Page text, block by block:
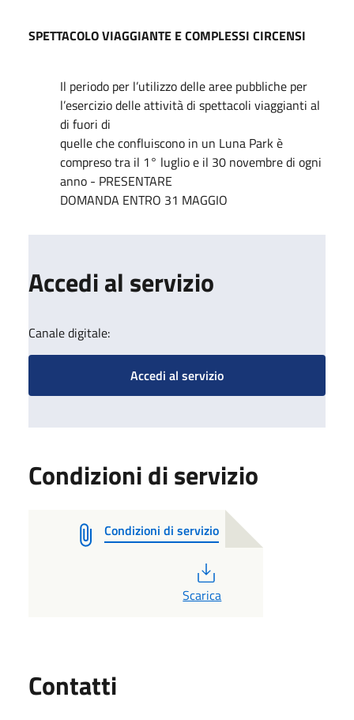
SPETTACOLO VIAGGIANTE E COMPLESSI CIRCENSI
Il periodo per l’utilizzo delle aree pubbliche per
l’esercizio delle attività di spettacoli viaggianti al
di fuori di
quelle che confluiscono in un Luna Park è
compreso tra il 1° luglio e il 30 novembre di ogni
anno - PRESENTARE
DOMANDA ENTRO 31 MAGGIO
Accedi al servizio
Canale digitale:
Accedi al servizio
Condizioni di servizio
Condizioni di servizio
Scarica
Contatti